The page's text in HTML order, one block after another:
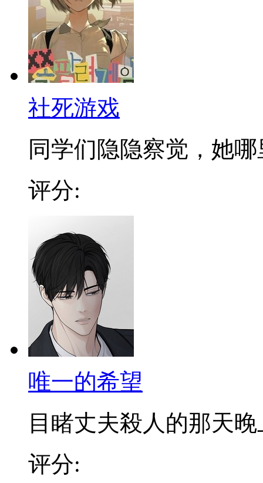
社死游戏
同学们隐隐察觉，她哪
评分:
唯一的希望
目睹丈夫殺人的那天
评分: